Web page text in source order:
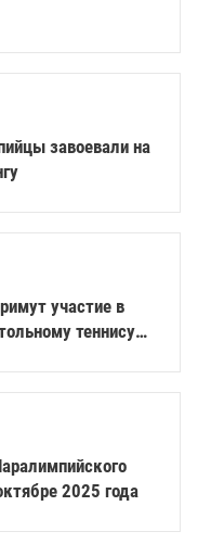
завоевали на
участие в
теннису
2025 года